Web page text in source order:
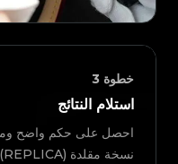
خطوة 3
استلام النتائج
نسخة مقلدة (REPLICA) مع شهادة رقمية مجانية كإثبات.